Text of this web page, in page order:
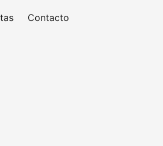
Contacto